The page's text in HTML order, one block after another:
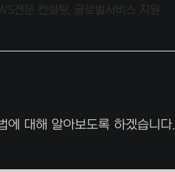
전문 컨설팅, 글로벌서비스 지원
에 대해 알아보도록 하겠습니다.